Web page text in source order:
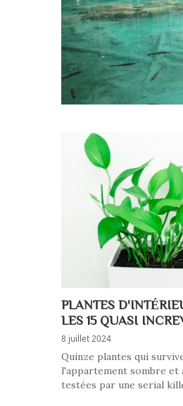
PLANTES
LES 15 QUASI
8 juillet 2024
Quinze plantes qui
l'appartement sombre et
testées par une serial